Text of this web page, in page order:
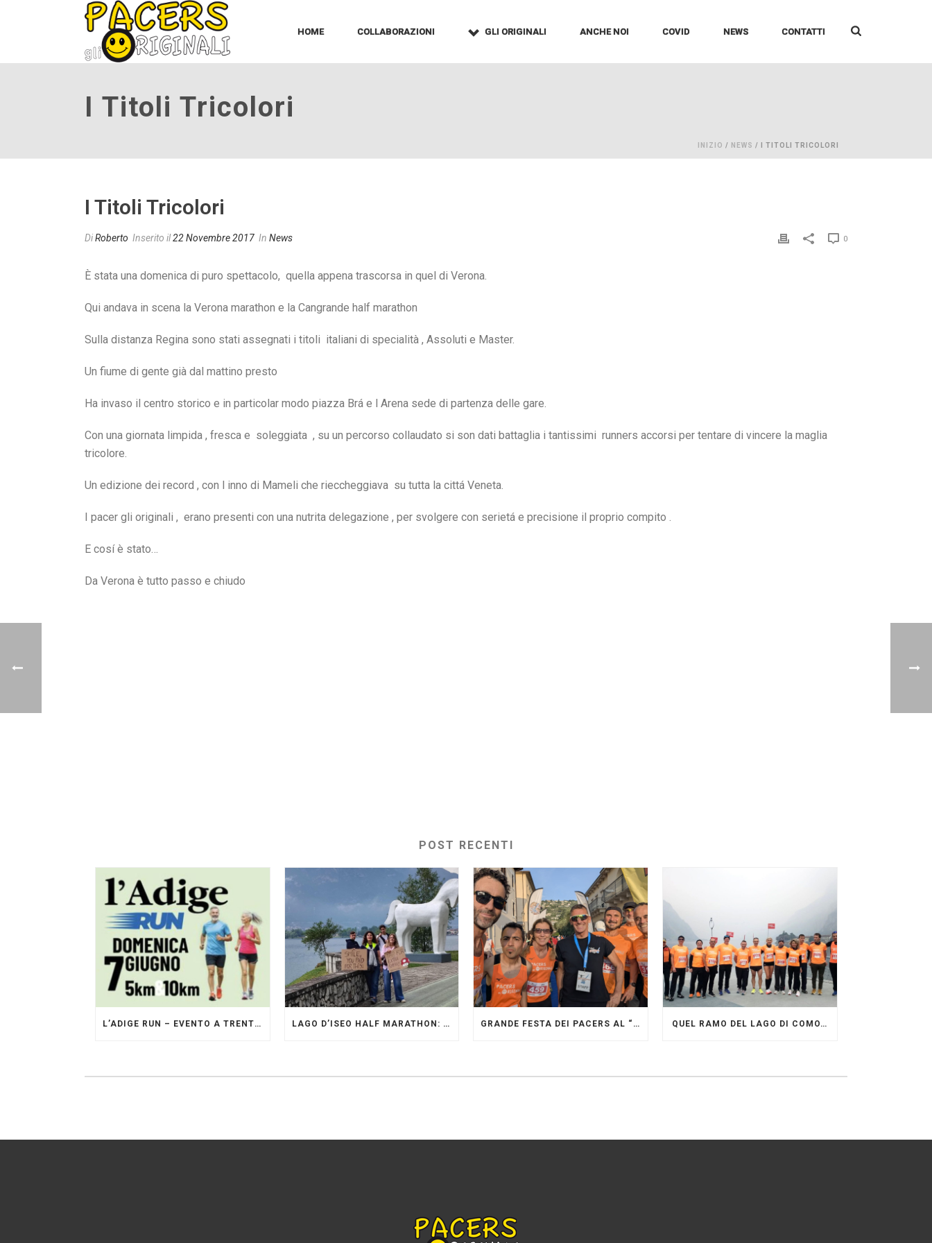
HOME COLLABORAZIONI GLI ORIGINALI ANCHE NOI COVID NEWS CONTATTI
I Titoli Tricolori
INIZIO / NEWS / I TITOLI TRICOLORI
I Titoli Tricolori
DiRoberto Inserito il22 Novembre 2017 In News 0
È stata una domenica di puro spettacolo, quella appena trascorsa in quel di Verona.
Qui andava in scena la Verona marathon e la Cangrande half marathon
Sulla distanza Regina sono stati assegnati i titoli italiani di specialità , Assoluti e Master.
Un fiume di gente già dal mattino presto
Ha invaso il centro storico e in particolar modo piazza Brá e l Arena sede di partenza delle gare.
Con una giornata limpida , fresca e soleggiata , su un percorso collaudato si son dati battaglia i tantissimi runners accorsi per tentare di vincere la maglia
tricolore.
Un edizione dei record , con l inno di Mameli che rieccheggiava su tutta la cittá Veneta.
I pacer gli originali , erano presenti con una nutrita delegazione , per svolgere con serietá e precisione il proprio compito .
E cosí è stato…
Da Verona è tutto passo e chiudo
POST RECENTI
L’ADIGE RUN – EVENTO A TRENTO GESTITO DAI PACERS GLI ORIGINALI LAGO D’ISEO HALF MARATHON: ORIGINALI PRESENTI GRANDE FESTA DEI PACERS AL “GARDA LAKE RUNNING FESTIVAL” QUEL RAMO DEL LAGO DI COMO…